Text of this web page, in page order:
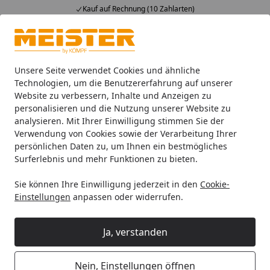
Unsere Seite verwendet Cookies und ähnliche
Technologien, um die Benutzererfahrung auf unserer
Website zu verbessern, Inhalte und Anzeigen zu
personalisieren und die Nutzung unserer Website zu
analysieren. Mit Ihrer Einwilligung stimmen Sie der
Verwendung von Cookies sowie der Verarbeitung Ihrer
persönlichen Daten zu, um Ihnen ein bestmögliches
Surferlebnis und mehr Funktionen zu bieten.
Sie können Ihre Einwilligung jederzeit in den Cookie-
Einstellungen anpassen oder widerrufen.
Ja, verstanden
Nein, Einstellungen öffnen
Kauf auf Rechnung (10 Zahlarten)
Alle Produkte
Mein Konto
Suchen
Startseite
Zubehör Meister Zubehör für Böden Meister
MEISTER Übergangsprofil Typ 102
(2,5 bis 7 mm) Silber eloxiert 220 -
2700 x 30 mm